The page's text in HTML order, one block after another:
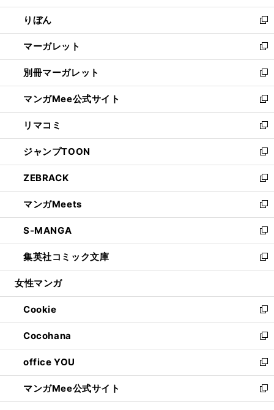
開
く
ウ
で
開
く
ン
ド
ウ
で
開
く
ウ
ィ
ン
ド
ウ
で
開
く
りぼん
新
し
い
ウ
ィ
ン
ド
ウ
で
開
く
マーガレット
新
し
い
ウ
ィ
ン
ド
ウ
で
開
く
別冊マーガレット
新
し
い
ウ
ィ
ン
ド
ウ
で
開
く
マンガMee公式サイト
新
し
い
ウ
ィ
ン
ド
ウ
で
開
く
リマコミ
新
し
い
ウ
ィ
ン
ド
ウ
で
開
く
ジャンプTOON
新
し
い
ウ
ィ
ン
ド
ウ
で
開
ZEBRACK
新
し
い
ウ
ィ
ン
ド
ウ
開
く
マンガMeets
新
し
い
ウ
ィ
ン
ウ
で
開
く
S-MANGA
新
し
い
ウ
ン
ド
ウ
で
開
く
集英社コミック文庫
新
し
ウ
ィ
ン
ド
ウ
で
開
く
女性マンガ
Cookie
新
し
い
ウ
ィ
ン
ド
ウ
Cocohana
新
し
い
ウ
ィ
ン
office YOU
新
し
い
ウ
マンガMee公式サイト
新
し